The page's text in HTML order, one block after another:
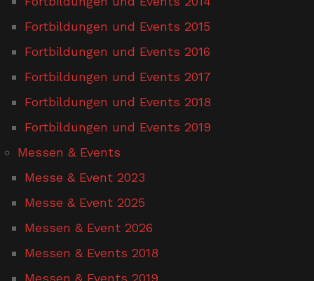
Fortbildungen und Events 2015
Fortbildungen und Events 2016
Fortbildungen und Events 2017
Fortbildungen und Events 2018
Fortbildungen und Events 2019
Messen & Events
Messe & Event 2023
Messe & Event 2025
Messen & Event 2026
Messen & Events 2018
Messen & Events 2019